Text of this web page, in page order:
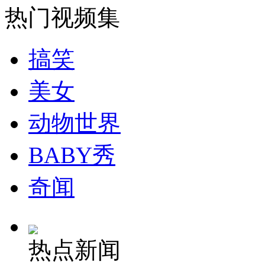
热门视频集
搞笑
美女
动物世界
BABY秀
奇闻
热点新闻